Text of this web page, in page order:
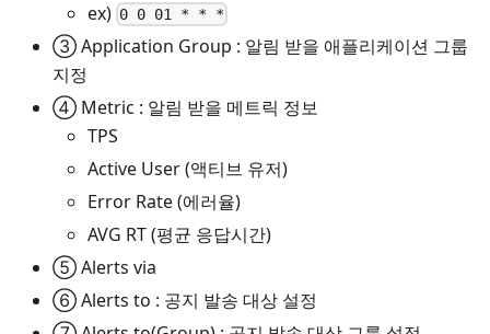
ex) 0 0 01 * * *
③ Application Group : 알림 받을 애플리케이션 그룹
지정
④ Metric : 알림 받을 메트릭 정보
TPS
Active User (액티브 유저)
Error Rate (에러율)
AVG RT (평균 응답시간)
⑤ Alerts via
⑥ Alerts to : 공지 발송 대상 설정